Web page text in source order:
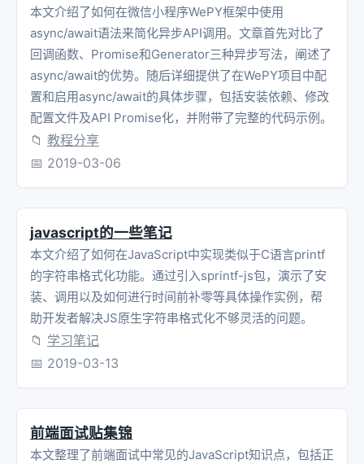
本文介绍了如何在微信小程序WePY框架中使用
async/await语法来简化异步API调用。文章首先对比了
回调函数、Promise和Generator三种异步写法，阐述了
async/await的优势。随后详细提供了在WePY项目中配
置和启用async/await的具体步骤，包括安装依赖、修改
配置文件及API Promise化，并附带了完整的代码示例。
📁 教程分享
📅 2019-03-06
javascript的一些笔记
本文介绍了如何在JavaScript中实现类似于C语言printf
的字符串格式化功能。通过引入sprintf-js包，演示了安
装、调用以及如何进行时间前补零等具体操作实例，帮
助开发者解决JS原生字符串格式化不够灵活的问题。
📁 学习笔记
📅 2019-03-13
前端面试贴集锦
本文整理了前端面试中常见的JavaScript知识点，包括正